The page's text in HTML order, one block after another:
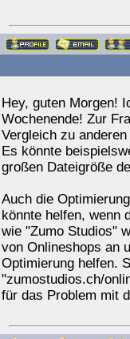
Hey, guten Morgen!
Wochenende! Zur
Vergleich zu
Es könnte
großen Dateigröße
Auch die
könnte helfen, wenn
wie "Zumo Studios"
von Onlineshops an
Optimierung helfen.
"zumostudios.ch/
für das Problem mit